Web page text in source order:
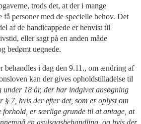
trods det, at der i mange
få personer med de specielle behov. Det
af de handicappede er henvist til
eller sagt på en anden måde
bedømt uegnede.
behandles i dag den 9.11., om ændring af
kan der gives opholdstilladelse til
under 18 år, der har indgivet ansøgning
§ 7, hvis der efter det, som er oplyst om
forhold, er særlige grunde til at antage, at
en asylsagsbehandling, og hvis der